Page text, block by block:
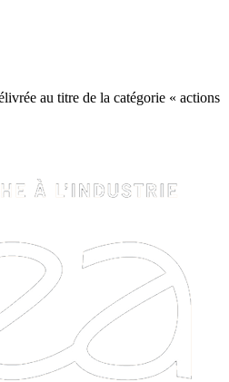
au titre de la catégorie « actions